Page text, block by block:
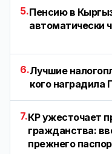
5.Пенсию в
автоматически
6.Лучшие
кого наградила
7.КР ужесточает
гражданства:
прежнего